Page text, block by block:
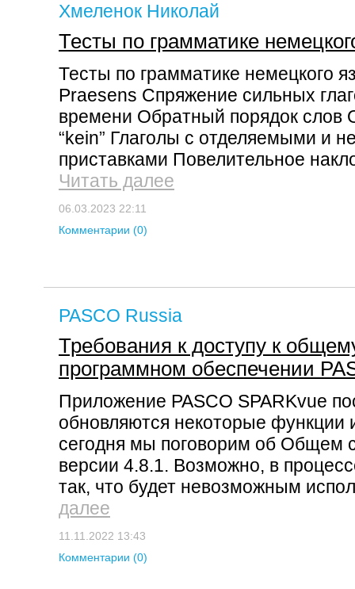
Хмеленок Николай
Тесты по грамматике
Тесты по грамматике немецкого
Praesens Спряжение сильных
времени Обратный порядок слов
“kein” Глаголы с отделяемыми и
приставками Повелительное
Читать далее
06.03.2023 22:11
Комментарии (0)
PASCO Russia
Требования к доступу к
программном обеспечении
Приложение PASCO SPARKvue
обновляются некоторые
сегодня мы поговорим об Общем
версии 4.8.1. Возможно, в
так, что будет невозможным
далее
11.11.2022 13:43
Комментарии (0)